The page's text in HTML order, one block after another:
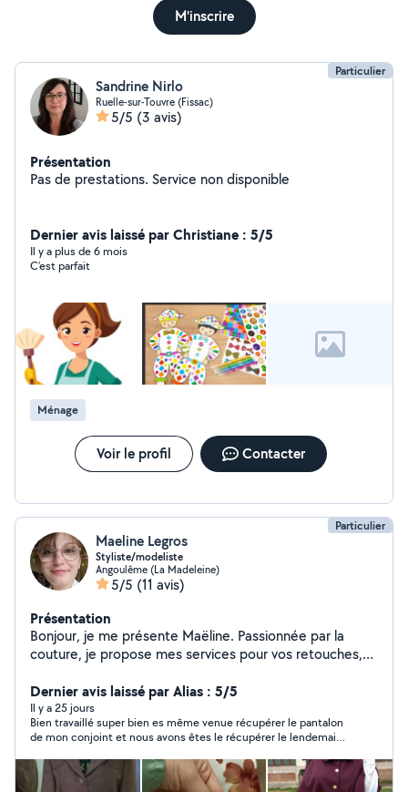
M'inscrire
Particulier
Sandrine Nirlo
Ruelle-sur-Touvre (Fissac)
5/5 (3 avis)
Présentation
Pas de prestations. Service non disponible
Dernier avis laissé par Christiane : 5/5
Il y a plus de 6 mois
C’est parfait
Ménage
Voir le profil Contacter
Particulier
Maeline Legros
Styliste/modeliste
Angoulême (La Madeleine)
5/5 (11 avis)
Présentation
Bonjour, je me présente Maëline. Passionnée par la
couture, je propose mes services pour vos retouches,
aussi transmettre mon savoir-faire à travers des cours
de couture pour tous les niveaux. En dehors de ça, je
peux également donner un coup de main pour le
ménage, la garde d'enfants ou la promenade de vos
animaux. Je suis quelqu'un de fiable, soignée et toujours
prête à rendre service
Dernier avis laissé par Alias : 5/5
Il y a 25 jours
Bien travaillé super bien es même venue récupérer le pantalon
de mon conjoint et nous avons êtes le récupérer le lendemain
qualité prix sont super merci a elle